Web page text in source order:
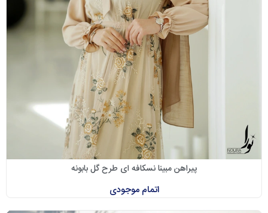
پیراهن مبینا نسکافه ای طرح گل بابونه
اتمام موجودی